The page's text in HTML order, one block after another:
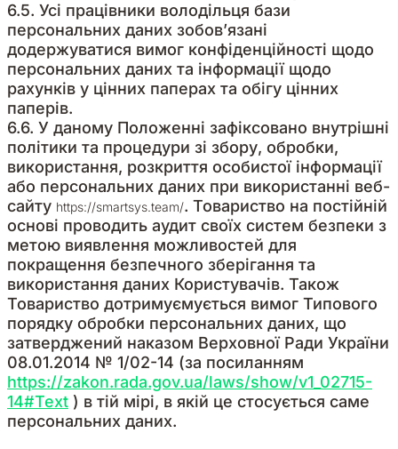
6.5. Усі працівники володільця бази
персональних даних зобов’язані
додержуватися вимог конфіденційності щодо
персональних даних та інформації щодо
рахунків у цінних паперах та обігу цінних
паперів.
6.6. У даному Положенні зафіксовано внутрішні
політики та процедури зі збору, обробки,
використання, розкриття особистої інформації
або персональних даних при використанні веб-
сайту https://smartsys.team/. Товариство на постійній
основі проводить аудит своїх систем безпеки з
метою виявлення можливостей для
покращення безпечного зберігання та
використання даних Користувачів. Також
Товариство дотримуємується вимог Типового
порядку обробки персональних даних, що
затверджений наказом Верховної Ради України
08.01.2014 № 1/02-14 (за посиланням
https://zakon.rada.gov.ua/laws/show/v1_02715-
14#Text ) в тій мірі, в якій це стосується саме
персональних даних.